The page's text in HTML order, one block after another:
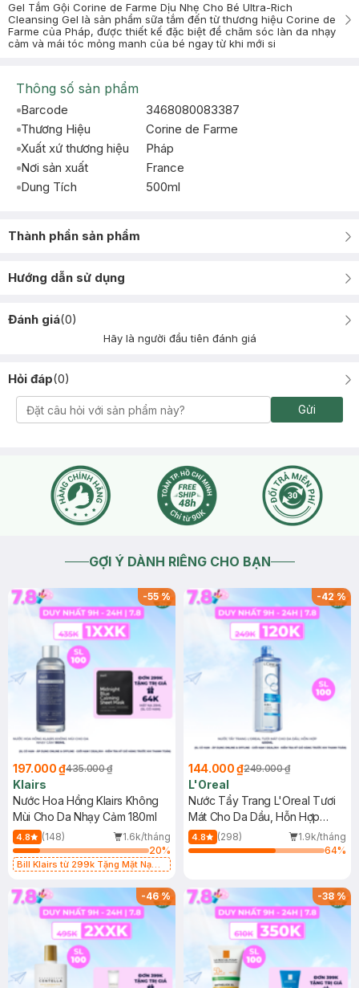
Gel Tắm Gội Corine de Farme Dịu Nhẹ Cho Bé Ultra-Rich
Cleansing Gel là sản phẩm sữa tắm đến từ thương hiệu Corine de
Farme của Pháp, được thiết kế đặc biệt để chăm sóc làn da nhạy
cảm và mái tóc mỏng manh của bé ngay từ khi mới si
Thông số sản phẩm
Barcode
3468080083387
Thương Hiệu
Corine de Farme
Xuất xứ thương hiệu
Pháp
Nơi sản xuất
France
Dung Tích
500ml
Thành phần sản phẩm
Hướng dẫn sử dụng
Đánh giá(0)
Hãy là người đầu tiên đánh giá
Hỏi đáp(0)
Gửi
GỢI Ý DÀNH RIÊNG CHO BẠN
-55%
197.000 ₫435.000 ₫
Klairs
Nước Hoa Hồng Klairs Không
Mùi Cho Da Nhạy Cảm 180ml
4.8 (148)
1.6k/tháng
20%
Bill Klairs từ 299k Tặng Mặt Nạ
25ml (SL Có Hạn)
-42%
144.000 ₫249.000 ₫
L'Oreal
Nước Tẩy Trang L'Oreal Tươi
Mát Cho Da Dầu, Hỗn Hợp
400ml
4.8 (298)
1.9k/tháng
64%
-46% -38%